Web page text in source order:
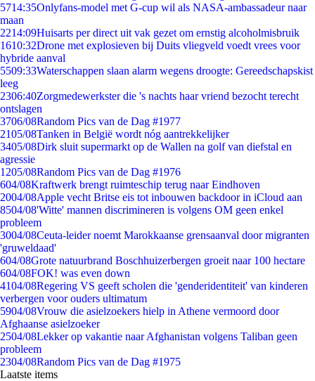
5714:35Onlyfans-model met G-cup wil als NASA-ambassadeur naar
maan
2214:09Huisarts per direct uit vak gezet om ernstig alcoholmisbruik
1610:32Drone met explosieven bij Duits vliegveld voedt vrees voor
hybride aanval
5509:33Waterschappen slaan alarm wegens droogte: Gereedschapskist
leeg
2306:40Zorgmedewerkster die 's nachts haar vriend bezocht terecht
ontslagen
3706/08Random Pics van de Dag #1977
2105/08Tanken in België wordt nóg aantrekkelijker
3405/08Dirk sluit supermarkt op de Wallen na golf van diefstal en
agressie
1205/08Random Pics van de Dag #1976
604/08Kraftwerk brengt ruimteschip terug naar Eindhoven
2004/08Apple vecht Britse eis tot inbouwen backdoor in iCloud aan
8504/08'Witte' mannen discrimineren is volgens OM geen enkel
probleem
3004/08Ceuta-leider noemt Marokkaanse grensaanval door migranten
'gruweldaad'
604/08Grote natuurbrand Boschhuizerbergen groeit naar 100 hectare
604/08FOK! was even down
4104/08Regering VS geeft scholen die 'genderidentiteit' van kinderen
verbergen voor ouders ultimatum
5904/08Vrouw die asielzoekers hielp in Athene vermoord door
Afghaanse asielzoeker
2504/08Lekker op vakantie naar Afghanistan volgens Taliban geen
probleem
2304/08Random Pics van de Dag #1975
Laatste items